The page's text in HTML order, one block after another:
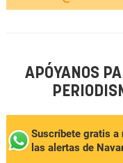
APÓYANOS
Suscríbete gratis a
las alertas de